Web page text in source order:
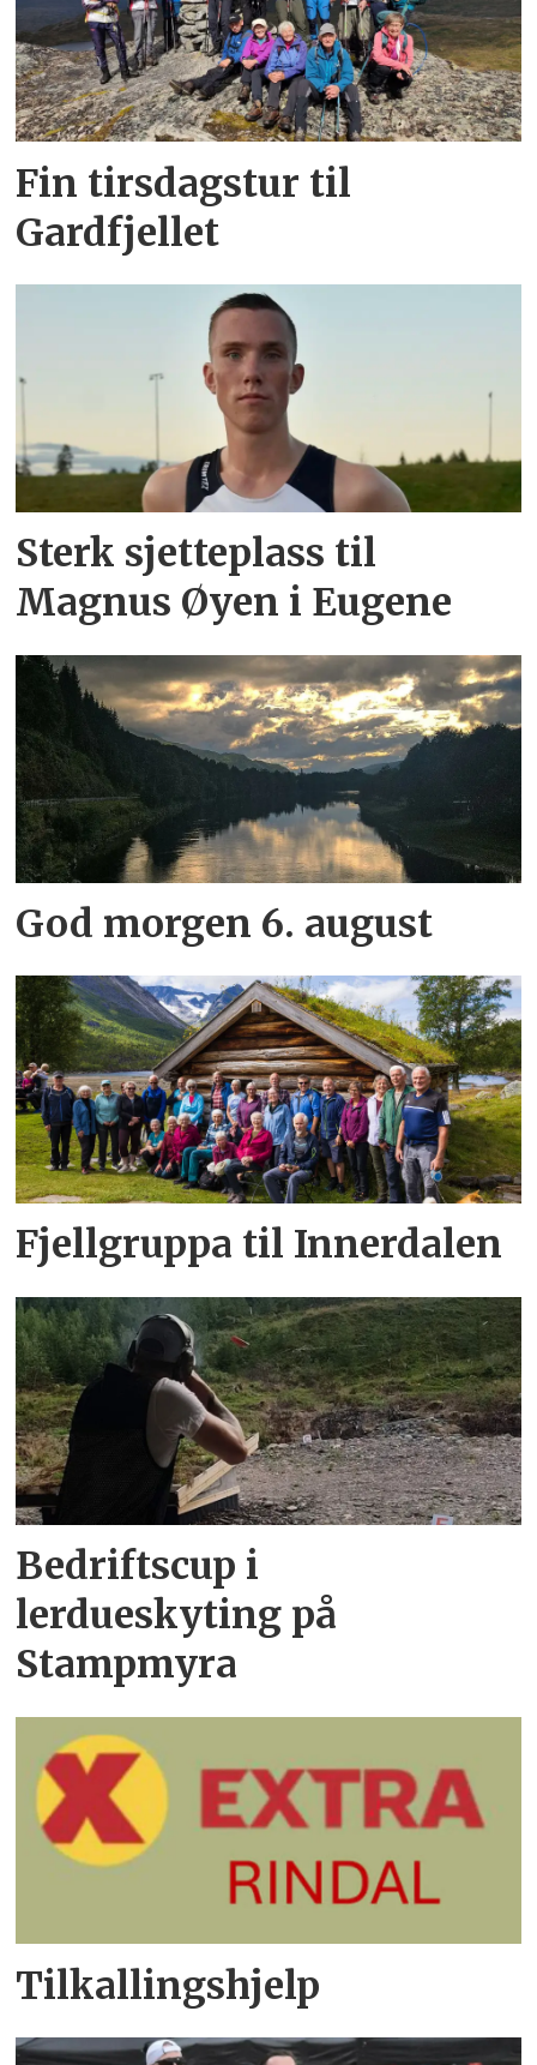
Fin tirsdagstur til
Gardfjellet
Sterk sjetteplass til
Magnus Øyen i Eugene
God morgen 6. august
Fjellgruppa til Innerdalen
Bedriftscup i
lerdueskyting på
Stampmyra
Tilkallingshjelp